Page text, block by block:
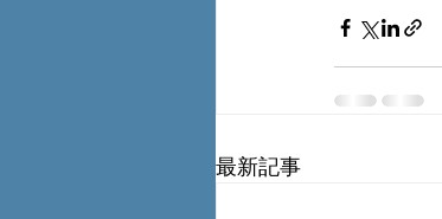
最新記事